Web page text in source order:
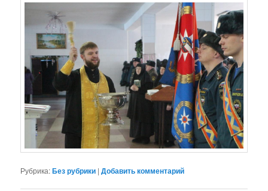
Рубрика:Без рубрики |Добавить комментарий